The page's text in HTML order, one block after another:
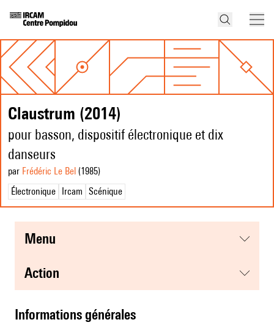
Claustrum (2014)
pour basson, dispositif électronique et dix
danseurs
par Frédéric Le Bel (1985)
Électronique
Ircam Scénique
menu
action
informations générales